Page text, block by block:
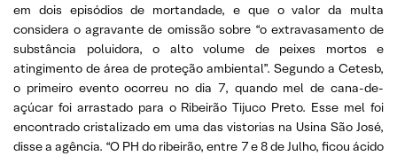
em dois episódios de mortandade, e que o valor da multa
considera o agravante de omissão sobre “o extravasamento de
substância poluidora, o alto volume de peixes mortos e
atingimento de área de proteção ambiental”. Segundo a Cetesb,
o primeiro evento ocorreu no dia 7, quando mel de cana-de-
açúcar foi arrastado para o Ribeirão Tijuco Preto. Esse mel foi
encontrado cristalizado em uma das vistorias na Usina São José,
disse a agência. “O PH do ribeirão, entre 7 e 8 de Julho, ficou ácido